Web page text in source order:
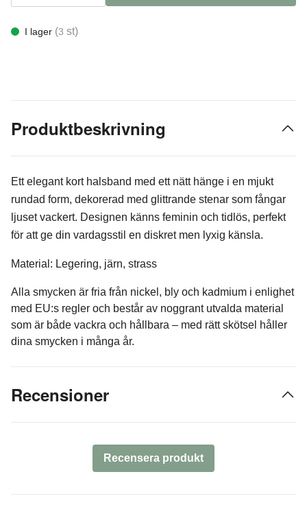
I lager (3 st)
Produktbeskrivning
Ett elegant kort halsband med ett nätt hänge i en mjukt
rundad form, dekorerad med glittrande stenar som fångar
ljuset vackert. Designen känns feminin och tidlös, perfekt
för att ge din vardagsstil en diskret men lyxig känsla.
Material: Legering, järn, strass
Alla smycken är fria från nickel, bly och kadmium i enlighet
med EU:s regler och består av noggrant utvalda material
som är både vackra och hållbara – med rätt skötsel håller
dina smycken i många år.
Recensioner
Recensera produkt